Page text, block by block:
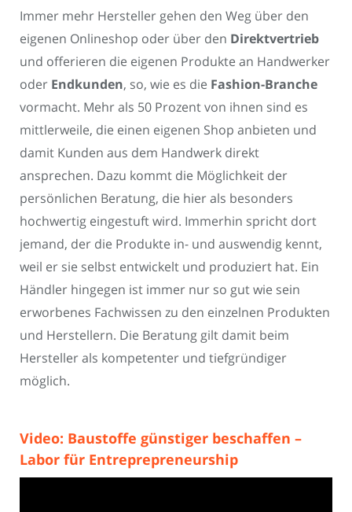
Immer mehr Hersteller gehen den Weg über den
eigenen Onlineshop oder über den Direktvertrieb
und offerieren die eigenen Produkte an Handwerker
oder Endkunden, so, wie es die Fashion-Branche
vormacht. Mehr als 50 Prozent von ihnen sind es
mittlerweile, die einen eigenen Shop anbieten und
damit Kunden aus dem Handwerk direkt
ansprechen. Dazu kommt die Möglichkeit der
persönlichen Beratung, die hier als besonders
hochwertig eingestuft wird. Immerhin spricht dort
jemand, der die Produkte in- und auswendig kennt,
weil er sie selbst entwickelt und produziert hat. Ein
Händler hingegen ist immer nur so gut wie sein
erworbenes Fachwissen zu den einzelnen Produkten
und Herstellern. Die Beratung gilt damit beim
Hersteller als kompetenter und tiefgründiger
möglich.
Video: Baustoffe günstiger beschaffen –
Labor für Entreprepreneurship